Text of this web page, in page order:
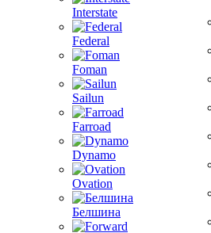
Interstate
Federal
Foman
Sailun
Farroad
Dynamo
Ovation
Белшина